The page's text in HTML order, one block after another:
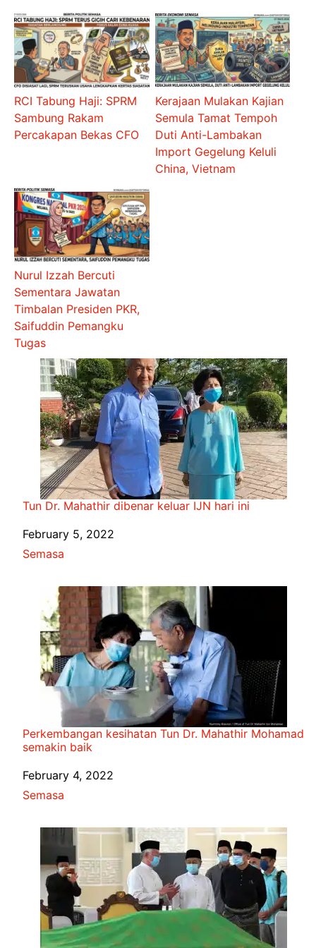
RCI Tabung Haji: SPRM
Sambung Rakam
Percakapan Bekas CFO
Kerajaan Mulakan Kajian
Semula Tamat Tempoh
Duti Anti-Lambakan
Import Gegelung Keluli
China, Vietnam
Nurul Izzah Bercuti
Sementara Jawatan
Timbalan Presiden PKR,
Saifuddin Pemangku
Tugas
Tun Dr. Mahathir dibenar keluar IJN hari ini
Date
February 5, 2022
In relation to
Semasa
Perkembangan kesihatan Tun Dr. Mahathir Mohamad
semakin baik
Date
February 4, 2022
In relation to
Semasa